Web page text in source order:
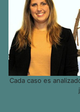
Cada caso es